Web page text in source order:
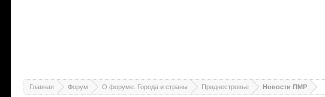
Главная Форум О форуме. Города и страны Приднестровье Новости ПМР